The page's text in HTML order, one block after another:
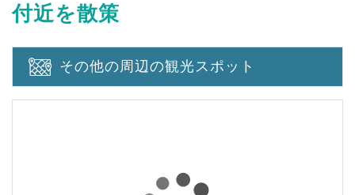
付近を散策
その他の周辺の観光スポット